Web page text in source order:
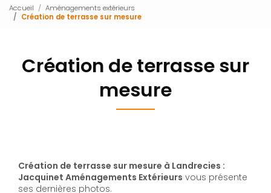
Accueil
Aménagements extérieurs
Création de terrasse sur mesure
Création de terrasse sur
mesure
Création de terrasse sur mesure à Landrecies :
Jacquinet Aménagements Extérieurs vous présente
ses dernières photos.